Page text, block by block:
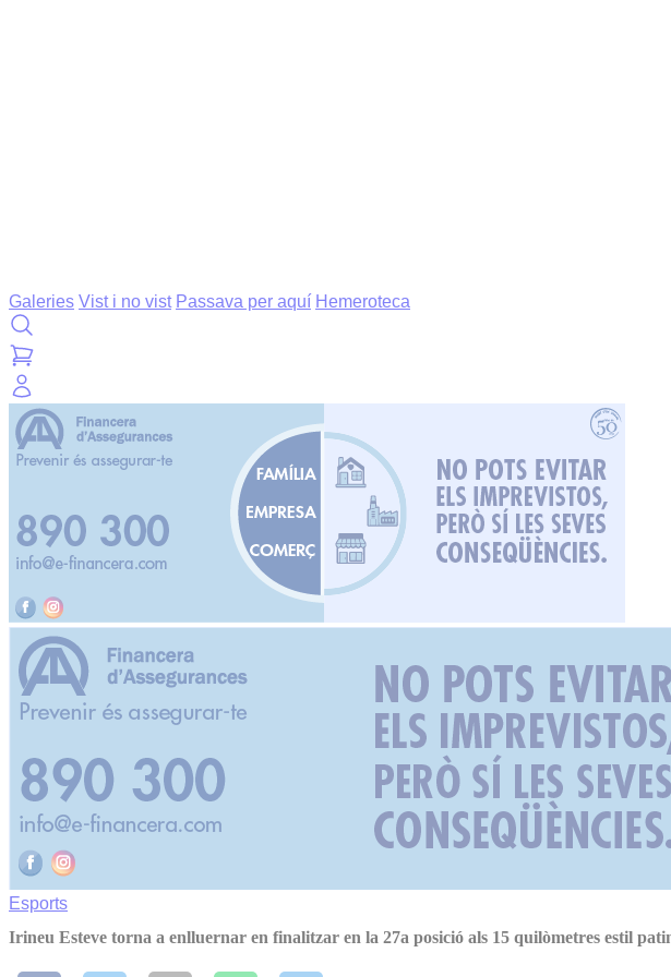
Galeries Vist i no vist Passava per aquí Hemeroteca
Esports
Irineu Esteve torna a enlluernar en finalitzar en la 27a posició als 15 quilòmetres estil